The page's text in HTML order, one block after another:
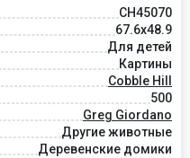
CH45070
67.6x48.9
Для детей
Картины
Cobble Hill
500
Greg Giordano
Другие животные
Деревенские домики